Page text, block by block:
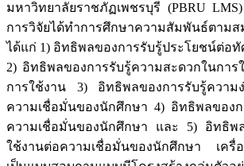
มหาวิทยาลัยราชภัฏเพชรบุรี (PBRU
การวิจัยได้ทำการศึกษาความสัมพันธ์ตาม
ได้แก่ 1) อิทธิพลของการรับรู้ประโยชน์ต่อ
2) อิทธิพลของการรับรู้ความสะดวกในกา
การใช้งาน 3) อิทธิพลของการรับรู้ความง่
ความเชื่อมั่นของนักศึกษา 4) อิทธิพลของก
ความเชื่อมั่นของนักศึกษา และ 5) อิทธิพ
ใช้งานต่อความเชื่อมั่นของนักศึกษา เครื่อ